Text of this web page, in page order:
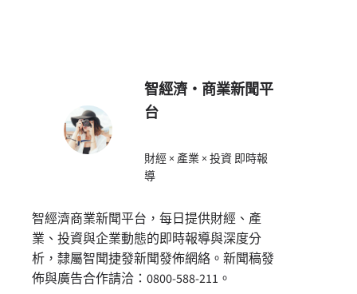
智經濟・商業新聞平
台
財經 × 產業 × 投資 即時報
導
智經濟商業新聞平台，每日提供財經、產
業、投資與企業動態的即時報導與深度分
析，隸屬智聞捷發新聞發佈網絡。新聞稿發
佈與廣告合作請洽：0800-588-211。